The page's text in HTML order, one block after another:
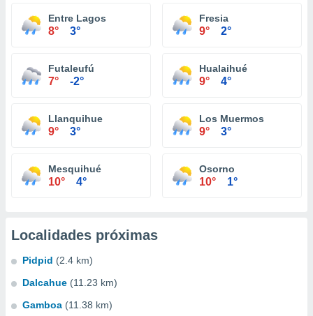
Entre Lagos
8° 3°
Fresia
9° 2°
Futaleufú
7° -2°
Hualaihué
9° 4°
Llanquihue
9° 3°
Los Muermos
9° 3°
Mesquihué
10° 4°
Osorno
10° 1°
Localidades próximas
Pidpid (2.4 km)
Dalcahue (11.23 km)
Gamboa (11.38 km)